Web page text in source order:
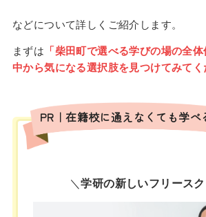
などについて詳しくご紹介します。
まずは 「柴田町で選べる学びの場の全
中から気になる選択肢を見つけてみてく
PR｜在籍校に通えなくても学べ
＼学研の新しいフリース